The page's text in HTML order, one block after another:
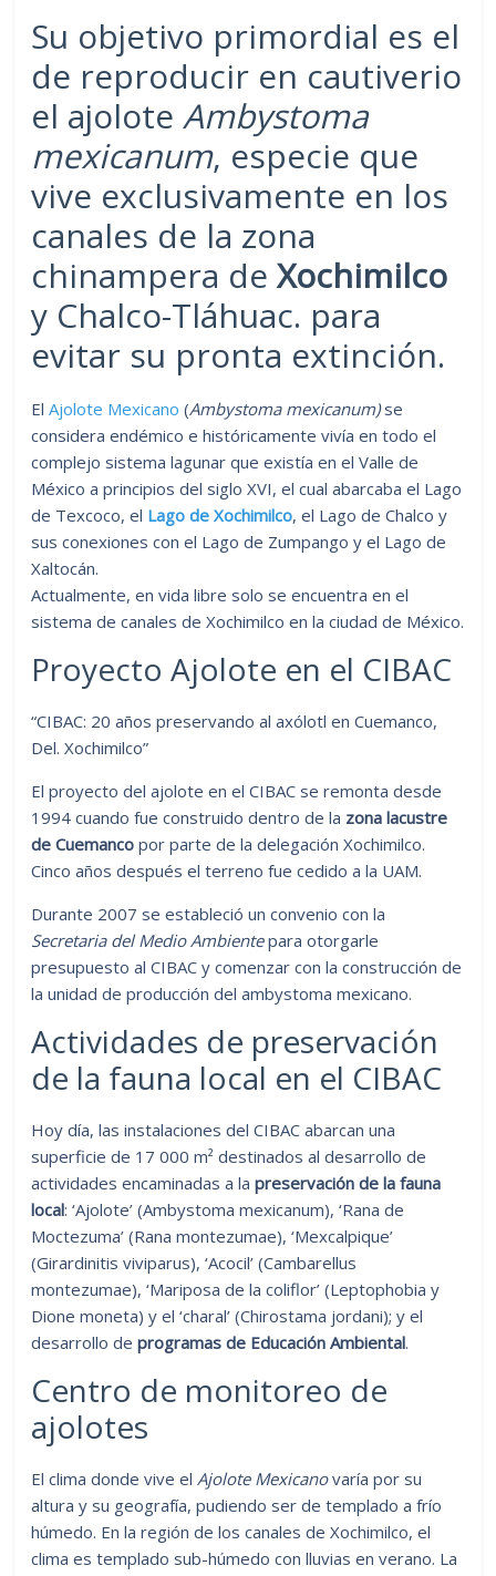
Su objetivo primordial es el
de reproducir en cautiverio
el ajoloteAmbystoma
mexicanum, especie que
vive exclusivamente en los
canales de la zona
chinampera deXochimilco
y Chalco-Tláhuac. para
evitar su pronta extinción.
ElAjolote Mexicano (Ambystoma mexicanum)se
considera endémico e históricamente vivía en todo el
complejo sistema lagunar que existía en el Valle de
México a principios del siglo XVI, el cual abarcaba el Lago
de Texcoco, el Lago de Xochimilco, el Lago de Chalco y
sus conexiones con el Lago de Zumpango y el Lago de
Xaltocán.
Actualmente, en vida libre solo se encuentra en el
sistema de canales de Xochimilco en la ciudad de México.
Proyecto Ajolote en el CIBAC
“CIBAC: 20 años preservando al axólotl en Cuemanco,
Del. Xochimilco”
El proyecto del ajolote en el CIBAC se remonta desde
1994 cuando fue construido dentro de la zona lacustre
de Cuemanco por parte de la delegación Xochimilco.
Cinco años después el terreno fue cedido a la UAM.
Durante 2007 se estableció un convenio con la
Secretaria del Medio Ambientepara otorgarle
presupuesto al CIBAC y comenzar con la construcción de
la unidad de producción del ambystoma mexicano.
Actividades de preservación
de la fauna local en el CIBAC
Hoy día, las instalaciones del CIBAC abarcan una
superficie de 17 000 m² destinados al desarrollo de
actividades encaminadas a lapreservación de la fauna
local: ‘Ajolote’ (Ambystoma mexicanum), ‘Rana de
Moctezuma’ (Rana montezumae), ‘Mexcalpique’
(Girardinitis viviparus), ‘Acocil’ (Cambarellus
montezumae), ‘Mariposa de la coliflor’ (Leptophobia y
Dione moneta) y el ‘charal’ (Chirostama jordani); y el
desarrollo deprogramas de Educación Ambiental.
Centro de monitoreo de
ajolotes
El clima donde vive el Ajolote Mexicanovaría por su
altura y su geografía, pudiendo ser de templado a frío
húmedo. En la región de los canales de Xochimilco, el
clima es templado sub-húmedo con lluvias en verano. La